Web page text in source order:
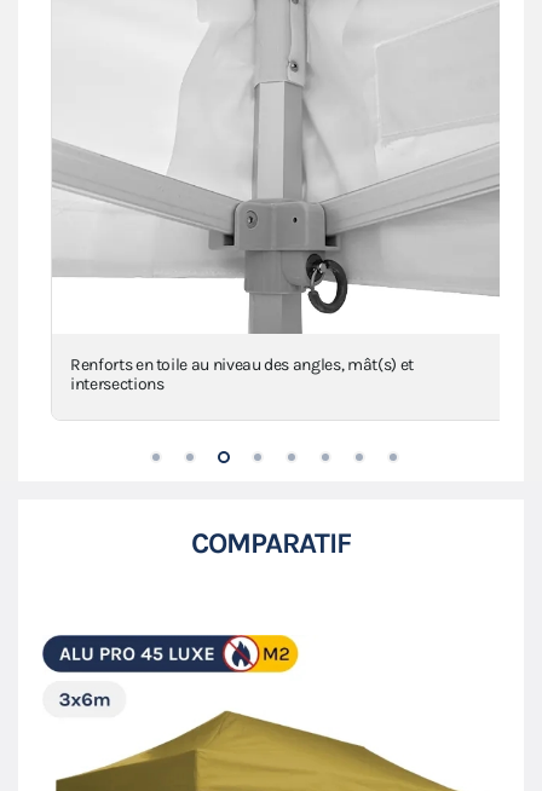
Renforts en toile au niveau des angles, mât(s) et
intersections
COMPARATIF